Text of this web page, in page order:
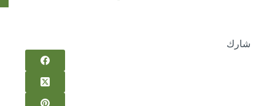
شارك